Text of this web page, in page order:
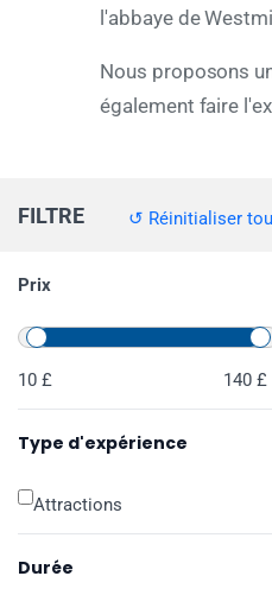
l'abbaye de
Nous proposons
également faire
FILTRE ↺ Réinitialiser
Prix
10 £ 140 £
Type d'expérience
Attractions
Durée